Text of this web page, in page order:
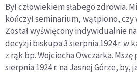
Był człowiekiem słabego zdrowia.
kończył seminarium, wątpiono, czy
Został wyświęcony indywidualnie
decyzji biskupa 3 sierpnia 1924 r. w
z rąk bp. Wojciecha Owczarka.
sierpnia 1924 r. na Jasnej Górze, by,